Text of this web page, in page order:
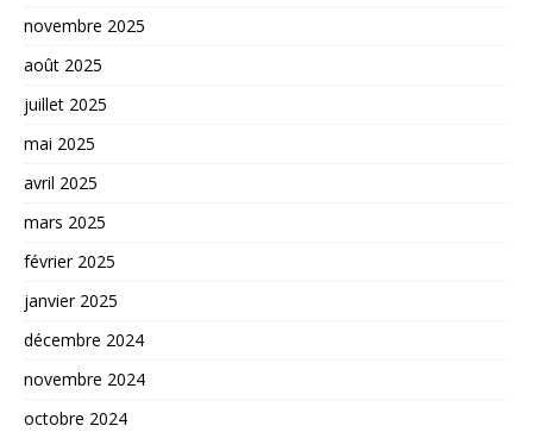
novembre 2025
août 2025
juillet 2025
mai 2025
avril 2025
mars 2025
février 2025
janvier 2025
décembre 2024
novembre 2024
octobre 2024